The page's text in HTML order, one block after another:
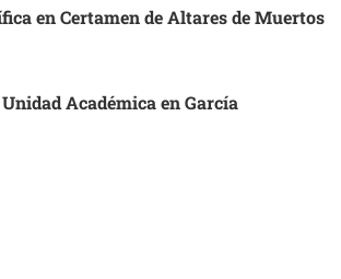
en Certamen de Altares de Muertos
Académica en García